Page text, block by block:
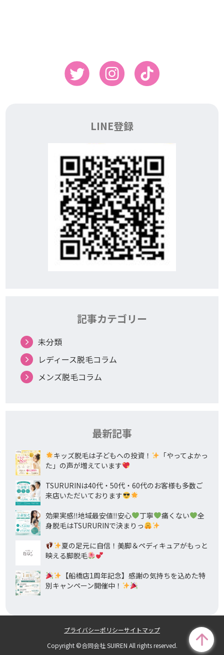
LINE登録
記事カテゴリー
未分類
レディース脱毛コラム
メンズ脱毛コラム
最新記事
キッズ脱毛は子どもへの投資！
「やってよかっ
た」の声が増えています
TSURURINは40代・50代・60代のお客様も多数ご
来店いただいております
効果実感‼地域最安値‼安心
丁寧 痛くない
全
身脱毛はTSURURINで決まりっ
夏の足元に自信！美脚＆ペディキュアがもっと
映える脚脱毛
【船橋店1周年記念】感謝の気持ちを込めた特
別キャンペーン開催中！
プライバシーポリシーサイトマップ
Copyright ©合同会社 SUIREN All rights reserved.